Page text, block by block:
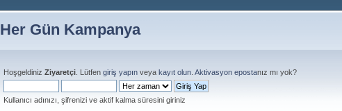
Her Gün Kampanya
Hoşgeldiniz Ziyaretçi . Lütfen giriş yapın veya kayıt olun Aktivasyon epostanız mı yok?
Kullanıcı adınızı, şifrenizi ve aktif kalma süresini giriniz